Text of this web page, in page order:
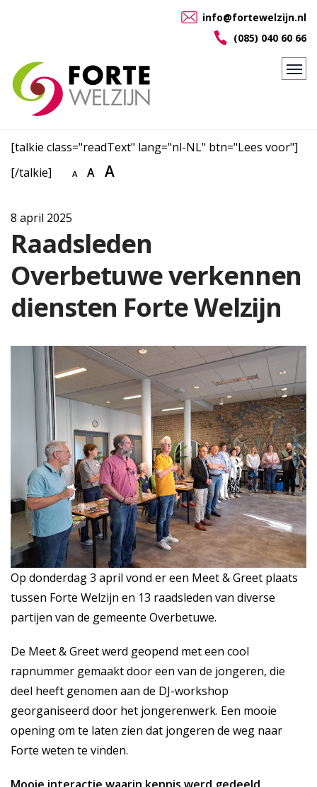
info@fortewelzijn.nl
(085) 040 60 66
[talkie class="readText" lang="nl-NL" btn="Lees voor"]
[/talkie]
A A A
8 april 2025
Raadsleden
Overbetuwe verkennen
diensten Forte Welzijn
Op donderdag 3 april vond er een Meet & Greet plaats
tussen Forte Welzijn en 13 raadsleden van diverse
partijen van de gemeente Overbetuwe.
De Meet & Greet werd geopend met een cool
rapnummer gemaakt door een van de jongeren, die
deel heeft genomen aan de DJ-workshop
georganiseerd door het jongerenwerk. Een mooie
opening om te laten zien dat jongeren de weg naar
Forte weten te vinden.